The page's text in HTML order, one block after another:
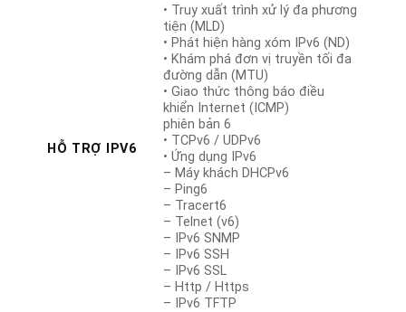
HỖ TRỢ IPV6
• Truy xuất trình xử lý đa phương
tiện (MLD)
• Phát hiện hàng xóm IPv6 (ND)
• Khám phá đơn vị truyền tối đa
đường dẫn (MTU)
• Giao thức thông báo điều
khiển Internet (ICMP)
phiên bản 6
• TCPv6 / UDPv6
• Ứng dụng IPv6
– Máy khách DHCPv6
– Ping6
– Tracert6
– Telnet (v6)
– IPv6 SNMP
– IPv6 SSH
– IPv6 SSL
– Http / Https
– IPv6 TFTP